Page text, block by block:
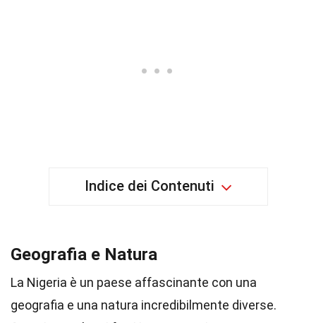
Indice dei Contenuti
Geografia e Natura
La Nigeria è un paese affascinante con una
geografia e una natura incredibilmente diverse.